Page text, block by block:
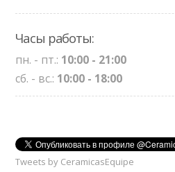
Часы работы:
пн. - пт.: 10:00 - 21:00
сб. - вс.: 10:00 - 18:00
Tweets by CeramicasEquipe